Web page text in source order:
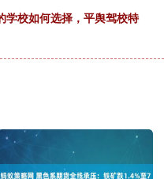
学校如何选择，平舆驾校特